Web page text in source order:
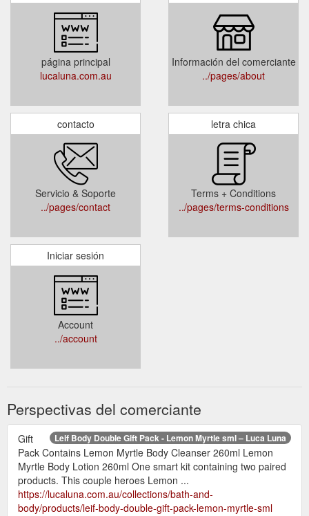
página principal
lucaluna.com.au
Información del comerciante
../pages/about
contacto
Servicio & Soporte
../pages/contact
letra chica
Terms + Conditions
../pages/terms-conditions
Iniciar sesión
Account
../account
Perspectivas del comerciante
Leif Body Double Gift Pack - Lemon Myrtle sml – Luca Luna
Gift
Pack Contains Lemon Myrtle Body Cleanser 260ml Lemon
Myrtle Body Lotion 260ml One smart kit containing two paired
products. This couple heroes Lemon ...
https://lucaluna.com.au/collections/bath-and-
body/products/leif-body-double-gift-pack-lemon-myrtle-sml